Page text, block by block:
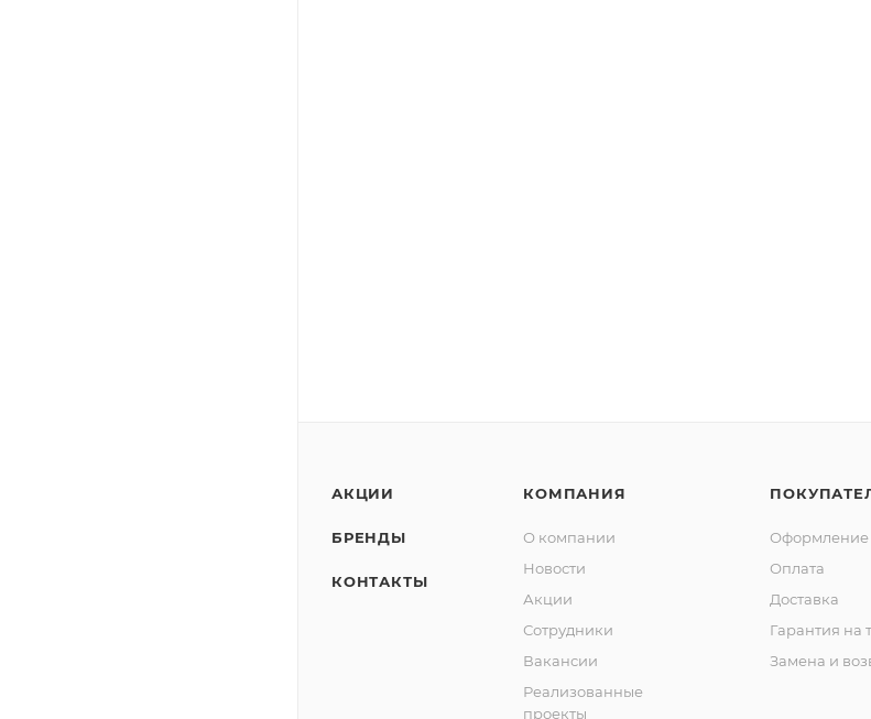
АКЦИИ
БРЕНДЫ
КОНТАКТЫ
КОМПАНИЯ
О компании
Новости
Акции
Сотрудники
Вакансии
Реализованные
проекты
Оформление
Оплата
Доставка
Гарантия на
Замена и